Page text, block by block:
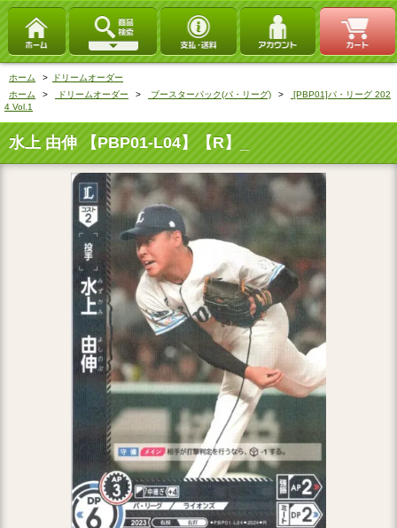
ホーム >
ドリームオーダー
ホーム
> ドリームオーダー > ブースターパック(パ・リーグ) >
[PBP01]パ・リーグ 202
4 Vol.1
水上 由伸 【PBP01-L04】【R】_